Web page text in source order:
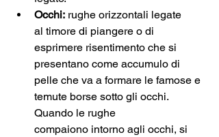
Occhi: rughe orizzontali legate
al timore di piangere o di
esprimere risentimento che si
presentano come accumulo di
pelle che va a formare le famose e
temute borse sotto gli occhi.
Quando le rughe
compaiono intorno agli occhi, si